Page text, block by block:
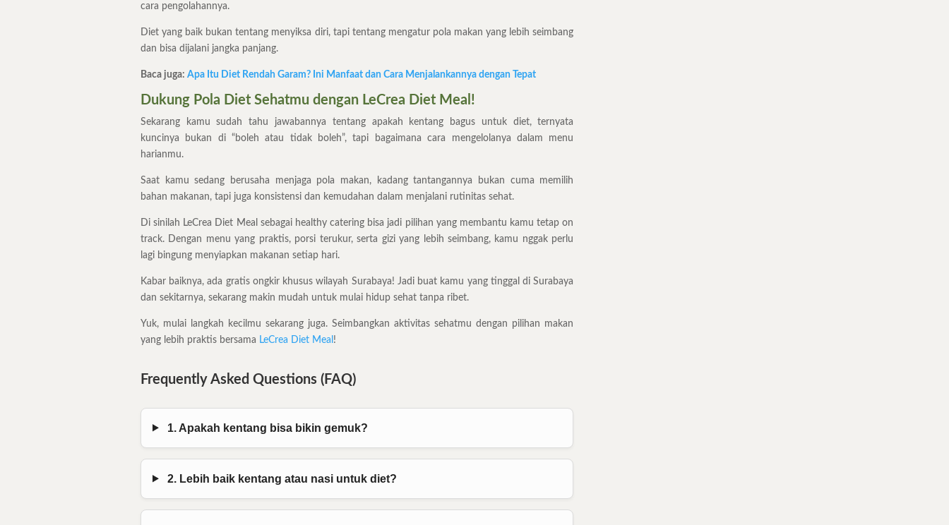
cara pengolahannya.
Diet yang baik bukan tentang menyiksa diri, tapi tentang mengatur pola makan yang lebih seimbang
dan bisa dijalani jangka panjang.
Baca juga: Apa Itu Diet Rendah Garam? Ini Manfaat dan Cara Menjalankannya dengan Tepat
Dukung Pola Diet Sehatmu dengan LeCrea Diet Meal!
Sekarang kamu sudah tahu jawabannya tentang apakah kentang bagus untuk diet, ternyata
kuncinya bukan di “boleh atau tidak boleh”, tapi bagaimana cara mengelolanya dalam menu
harianmu.
Saat kamu sedang berusaha menjaga pola makan, kadang tantangannya bukan cuma memilih
bahan makanan, tapi juga konsistensi dan kemudahan dalam menjalani rutinitas sehat.
Di sinilah LeCrea Diet Meal sebagai healthy catering bisa jadi pilihan yang membantu kamu tetap on
track. Dengan menu yang praktis, porsi terukur, serta gizi yang lebih seimbang, kamu nggak perlu
lagi bingung menyiapkan makanan setiap hari.
Kabar baiknya, ada gratis ongkir khusus wilayah Surabaya! Jadi buat kamu yang tinggal di Surabaya
dan sekitarnya, sekarang makin mudah untuk mulai hidup sehat tanpa ribet.
Yuk, mulai langkah kecilmu sekarang juga. Seimbangkan aktivitas sehatmu dengan pilihan makan
yang lebih praktis bersama LeCrea Diet Meal !
Frequently Asked Questions (FAQ)
1. Apakah kentang bisa bikin gemuk?
2. Lebih baik kentang atau nasi untuk diet?